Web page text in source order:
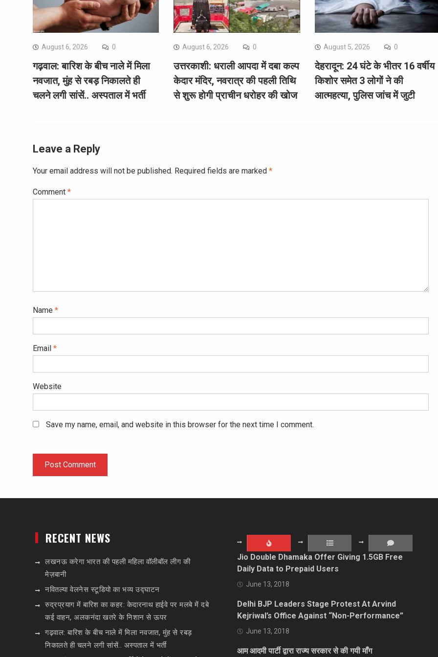
August 6, 2026 0
गढ़वाल: बारिश के बीच नाले में मिला
नवजात, मुंह से रबड़ निकालते ही
चलने लगी सांसें.. अस्पताल में भर्ती
August 6, 2026 0
उत्तरकाशी: धराली आपदा में दबा कल्प
केदार मंदिर, नवरात्र की पहली तिथि
से शुरू होगी प्राचीन धरोहर की खोज
August 5, 2026 0
देहरादून: 24 घंटे के भीतर 16 वर्षीय
किशोर समेत 3 लोगों ने की
आत्महत्या, पुलिस जांच में जुटी
Leave a Reply
Your email address will not be published. Required fields are marked *
Comment *
Name *
Email *
Website
Save my name, email, and website in this browser for the next time I comment.
RECENT NEWS
लखनऊ करेगा भारत की पहली महिला वॉलीबॉल लीग की
मेज़बानी
नवितल्या वेलनेस स्टूडियो का भव्य उद्घाटन
रुद्रप्रयाग में बारिश का कहर: केदारनाथ हाईवे पर मलबे में दबे
कई वाहन, अलकनंदा खतरे के निशान से ऊपर
गढ़वाल: बारिश के बीच नाले में मिला नवजात, मुंह से रबड़
निकालते ही चलने लगी सांसें.. अस्पताल में भर्ती
Jio Double Dhamaka Offer Giving 1.5GB Free
Daily Data to Prepaid Users
June 13, 2018
Delhi BJP Leaders Stage Protest At Arvind
Kejriwal’s Office Against “Non-Performance”
June 13, 2018
आम आदमी पार्टी द्वारा राज्य सरकार से की गयी माँग